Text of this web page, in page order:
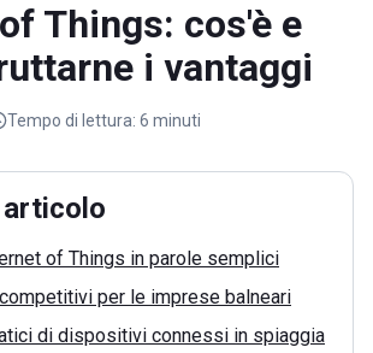
Things: cos'è e
i vantaggi
Tempo di lettura: 6 minuti
of Things in parole semplici
competitivi per le imprese balneari
di dispositivi connessi in spiaggia